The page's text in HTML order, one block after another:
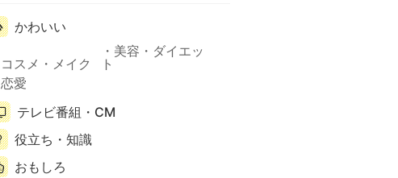
かわいい
コスメ・メイク
美容・ダイエッ
ト
恋愛
テレビ番組・CM
役立ち・知識
おもしろ